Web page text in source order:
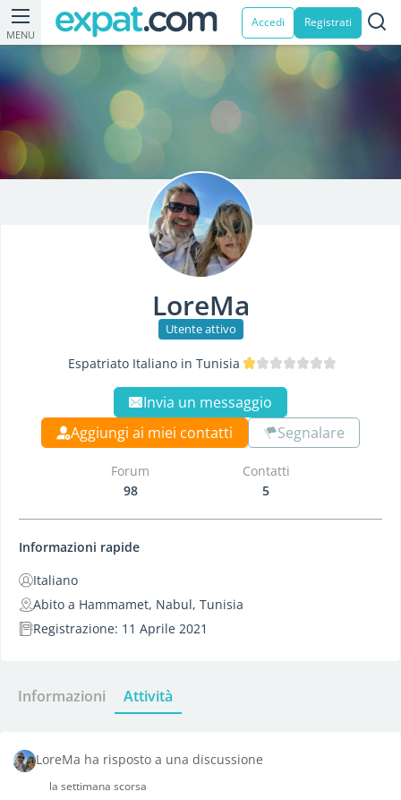
MENU
Accedi Registrati
LoreMa
Utente attivo
Espatriato Italiano in Tunisia
Invia un messaggio
Aggiungi ai miei contatti
Segnalare
Forum
98
Contatti
5
Informazioni rapide
Italiano
Abito a Hammamet, Nabul, Tunisia
Registrazione: 11 Aprile 2021
Informazioni Attività
LoreMa ha risposto a una discussione
la settimana scorsa